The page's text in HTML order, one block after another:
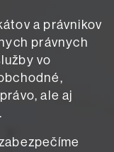
a právnikov
právnych
vo
ale aj